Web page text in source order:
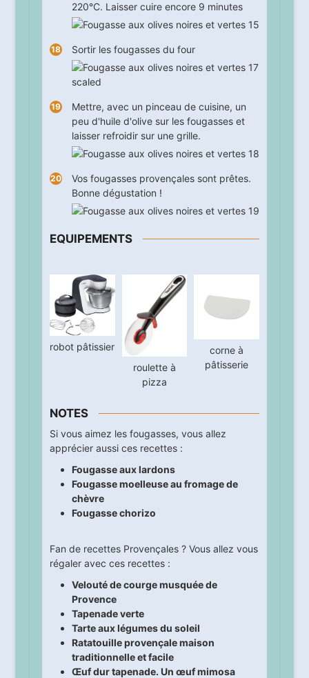
220°C. Laisser cuire encore 9 minutes
Sortir les fougasses du four
Mettre, avec un pinceau de cuisine, un
peu d'huile d'olive sur les fougasses et
laisser refroidir sur une grille.
Vos fougasses provençales sont prêtes.
Bonne dégustation !
EQUIPEMENTS
robot pâtissier
roulette à
pizza
corne à
pâtisserie
NOTES
Si vous aimez les fougasses, vous allez
apprécier aussi ces recettes :
Fougasse aux lardons
Fougasse moelleuse au fromage de
chèvre
Fougasse chorizo
Fan de recettes Provençales ? Vous allez vous
régaler avec ces recettes :
Velouté de courge musquée de
Provence
Tapenade verte
Tarte aux légumes du soleil
Ratatouille provençale maison
traditionnelle et facile
Œuf dur tapenade. Un œuf mimosa